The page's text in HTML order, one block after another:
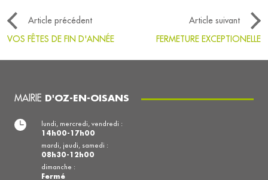
Article précédent
Article suivant
VOS FÊTES DE FIN D'ANNÉE
FERMETURE EXCEPTIONELLE
MAIRIE D'OZ-EN-OISANS
lundi, mercredi, vendredi :
14h00-17h00
mardi, jeudi, samedi :
08h30-12h00
dimanche :
Fermé